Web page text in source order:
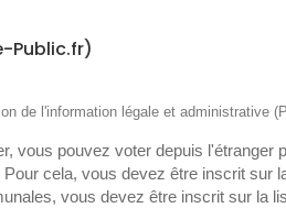
Public.fr)
de l'information légale et administrative
vous pouvez voter depuis
cela, vous devez être inscrit
vous devez être inscrit sur la